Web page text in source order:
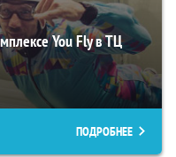
You Fly в ТЦ
ПОДРОБНЕЕ